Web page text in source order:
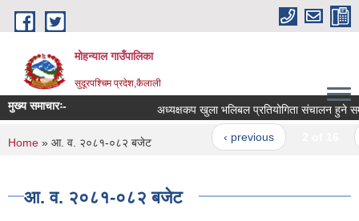
Skip to main content
मोहन्याल गाउँपालिका
सुदूरपश्चिम प्रदेश,कैलाली
मुख्य समाचारः- अध्यक्षकप खुला भलिबल प्रतियोगिता संचालन हुने
‹ previous
You are here
Home » आ. व. २०८१-०८२ बजेट
आ. व. २०८१-०८२ बजेट